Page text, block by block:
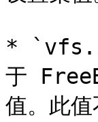
*
于
值。此